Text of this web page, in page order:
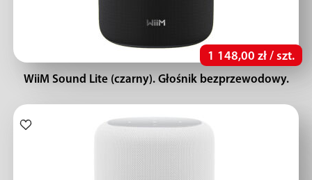
1 148,00 zł / szt.
WiiM Sound Lite (czarny). Głośnik bezprzewodowy.